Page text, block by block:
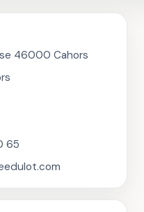
46000 Cahors
65